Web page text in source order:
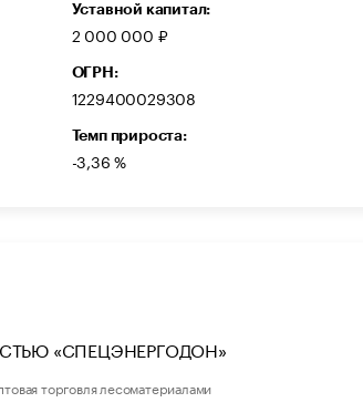
Уставной капитал:
2 000 000 ₽
ОГРН:
1229400029308
Темп прироста:
-3,36 %
«СПЕЦЭНЕРГОДОН»
торговля лесоматериалами